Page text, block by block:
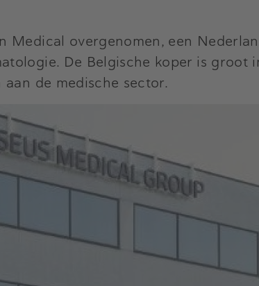
overgenomen, een
De Belgische koper is groot
de medische sector.